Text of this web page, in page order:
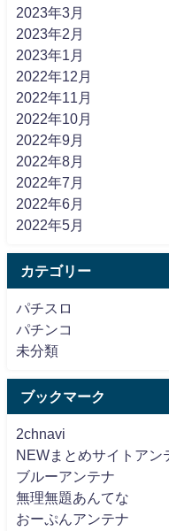
2023年3月
2023年2月
2023年1月
2022年12月
2022年11月
2022年10月
2022年9月
2022年8月
2022年7月
2022年6月
2022年5月
カテゴリー
パチスロ
パチンコ
未分類
ブックマーク
2chnavi
NEWまとめサイトアン
ブルーアンテナ
無理無題あんてな
おーぷんアンテナ